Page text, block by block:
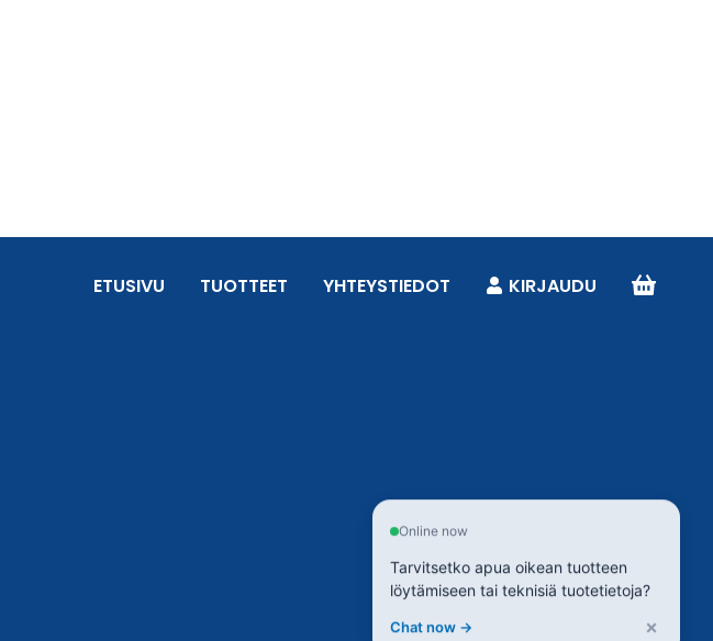
ETUSIVU TUOTTEET YHTEYSTIEDOT KIRJAUDU
Online now
Tarvitsetko apua oikean tuotteen
löytämiseen tai teknisiä tuotetietoja?
Chat now → ×